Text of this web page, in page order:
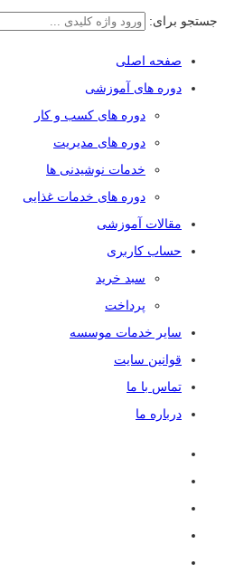
جستجو برای:
صفحه اصلی
دوره های آموزشی
دوره های کسب و کار
دوره های مدیریت
خدمات نوشیدنی ها
دوره های خدمات غذایی
مقالات آموزشی
حساب کاربری
سبد خرید
پرداخت
سایر خدمات موسسه
قوانین سایت
تماس با ما
درباره ما